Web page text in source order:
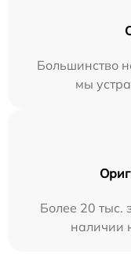
Большинство
мы
Более 20 тыс.
наличии